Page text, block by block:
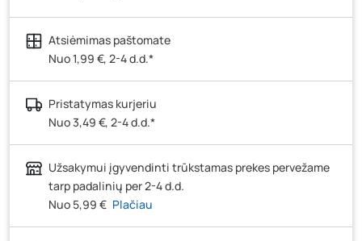
Ateities g. 15, Vilnius- 5 vienetai
Kauno r., Narsiečių k., Vytauto g. 183, Kaunas
vienetai
Šilutės pl. 83A, Klaipėda- 11 vienetų
Pramonės g. 7, Šiauliai
Klaipėdos g. 170R, Panevėžys
J. Basanavičiaus g. 6, Utena
Novočėbės k. 3, Kėdainiai
Atsiėmimas paštomate
Nuo 1,99 €, 2-4 d.d.*
Pristatymas kurjeriu
Nuo 3,49 €, 2-4 d.d.*
Užsakymui įgyvendinti trūkstamas prekes pervežame
tarp padalinių per 2-4 d.d.
Nuo 5,99 € Plačiau